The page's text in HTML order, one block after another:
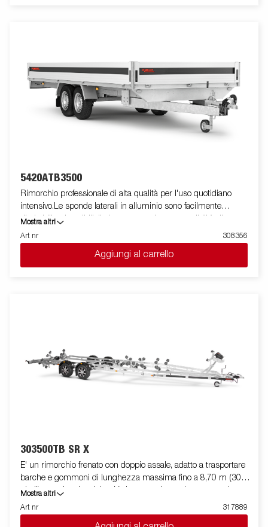
5420ATB3500
Rimorchio professionale di alta qualità per l'uso quotidiano
intensivo.Le sponde laterali in alluminio sono facilmente
ribaltabili e rimovibili, il che aumenta le sue possibilità di
utilizzo, trasformandolo da rimorchio cassonato a pianale. I
punti di fissaggio ( max 400 kg carico/per anello)sono perfetti
per assicurare il carico . E' disponibile una vasta gamma di
accessori. Le immagini sono solo a scopo illustrativo e possono
Mostra altri
Art nr
308356
Aggiungi al carrello
303500TB SR X
E' un rimorchio frenato con doppio assale, adatto a trasportare
barche e gommoni di lunghezza massima fino a 8,70 m (30
piedi), con doppio telaio a V che garantisce robustezza ed
ottima stabilità durante il traino. La sua dotazione standard
prevede due slitte speciali posteriori ribaltabili e rulli laterali ad
Mostra altri
Art nr
317889